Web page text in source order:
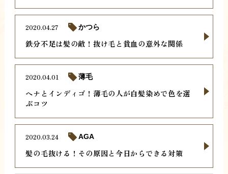
鉄分不足は髪の敵！抜け毛と貧血の意外な関係
2020.04.27 かつら
ヘナとインディゴ！薄毛の人が白髪染めで色を選
ぶコツ
2020.04.01 薄毛
髪の毛抜ける！その原因と今日からできる対策
2020.03.24 AGA